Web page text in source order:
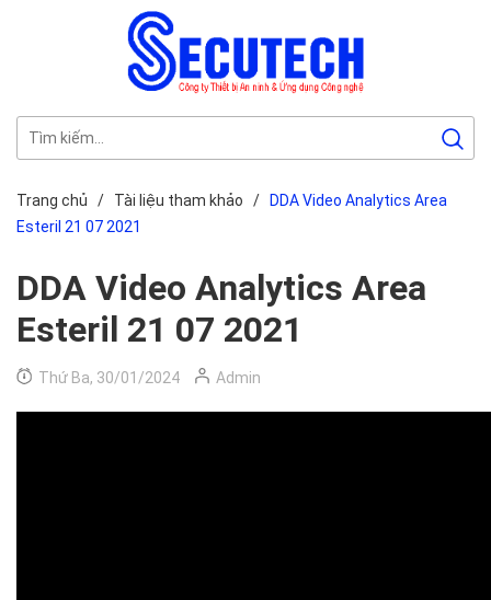
Trang chủ / Tài liệu tham khảo /
DDA Video Analytics Area
Esteril 21 07 2021
DDA Video Analytics Area
Esteril 21 07 2021
Thứ Ba, 30/01/2024 Admin